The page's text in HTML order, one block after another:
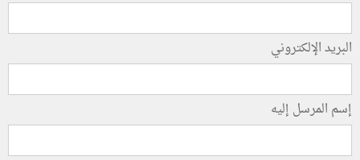
البريد الإلكتروني
إسم المرسل إليه